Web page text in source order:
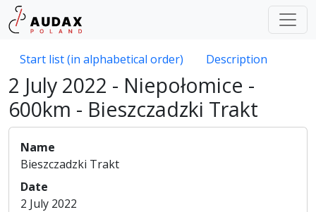
Start list (in alphabetical order) Description
2 July 2022 - Niepołomice -
600km - Bieszczadzki Trakt
Name
Bieszczadzki Trakt
Date
2 July 2022